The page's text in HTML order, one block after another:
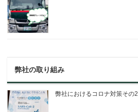
弊社の取り組み
弊社におけるコロナ対策その2